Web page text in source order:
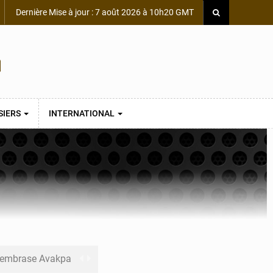
Dernière Mise à jour : 7 août 2026 à 10h20 GMT
INTERNATIONAL
Avakpa